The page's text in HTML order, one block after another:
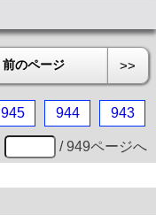
前のページ >>
945 944 943
/ 949ページへ